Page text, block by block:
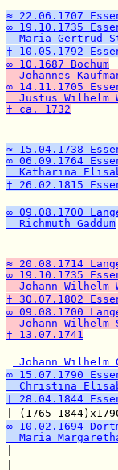
≈ 22.06.1707
∞ 19.10.1735
Maria Gertrud
† 10.05.1792
∞ 10.1687 Bochum
Johannes
∞ 14.11.1705
Justus Wilhelm
† ca. 1732
≈ 15.04.1738
∞ 06.09.1764
Katharina
† 26.02.1815
∞ 09.08.1700
Richmuth Gaddum
≈ 20.08.1714
∞ 19.10.1735
Johann Wilhelm
† 30.07.1802
∞ 09.08.1700
Johann Wilhelm
† 13.07.1741
Johann Wilhelm
∞ 15.07.1790
Christina
† 28.04.1844
|
∞ 10.02.1694
Maria